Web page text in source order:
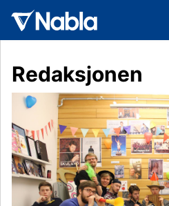
Redaksjonen